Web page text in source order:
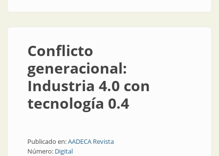
Conflicto
generacional:
Industria 4.0 con
tecnología 0.4
Publicado en:AADECA Revista
Número: Digital